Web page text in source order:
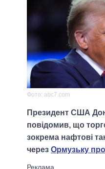
Фото: abc7.com
Президент США
повідомив, що
зокрема нафтові
через Ормузьку